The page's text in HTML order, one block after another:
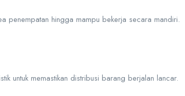
penempatan hingga mampu bekerja secara mandiri.
untuk memastikan distribusi barang berjalan lancar.